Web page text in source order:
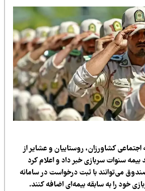
کشاورزان، روستاییان و عشایر از
سربازی خبر داد و اعلام کرد
با ثبت درخواست در سامانه
به سابقه بیمه‌ای اضافه کنند.